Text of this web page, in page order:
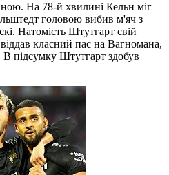
На 78-й хвилині Кельн міг
головою вибив м'яч з
Натомість Штутгарт свій
класний пас на Вагномана,
підсумку Штутгарт здобув